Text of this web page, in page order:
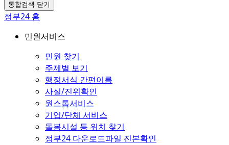
통합검색 닫기
정부24 홈
민원서비스
민원 찾기
주제별 보기
행정서식 간편이름
사실/진위확인
원스톱서비스
기업/단체 서비스
돌봄시설 등 위치 찾기
정부24 다운로드파일 진본확인